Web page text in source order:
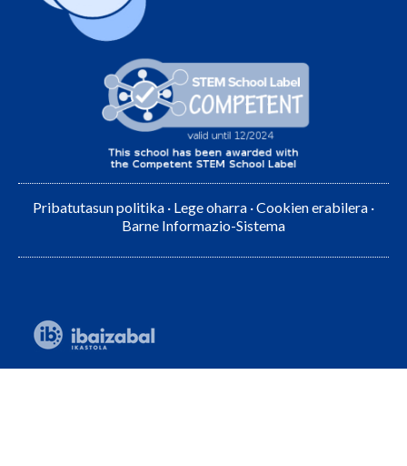
Pribatutasun politika · Lege oharra ·Cookien erabilera ·
Barne Informazio-Sistema